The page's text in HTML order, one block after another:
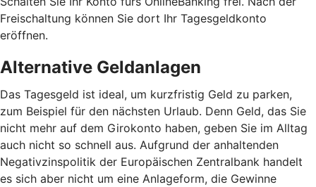
Freischaltung können Sie dort Ihr Tagesgeldkonto
eröffnen.
Alternative Geldanlagen
Das Tagesgeld ist ideal, um kurzfristig Geld zu parken,
zum Beispiel für den nächsten Urlaub. Denn Geld, das Sie
nicht mehr auf dem Girokonto haben, geben Sie im Alltag
auch nicht so schnell aus. Aufgrund der anhaltenden
Negativzinspolitik der Europäischen Zentralbank handelt
es sich aber nicht um eine Anlageform, die Gewinne